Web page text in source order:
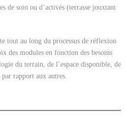
de soin ou d’activés (terrasse jouxtant
tout au long du processus de réflexion
des modules en fonction des besoins
du terrain, de l’espace disponible, de
rapport aux autres.